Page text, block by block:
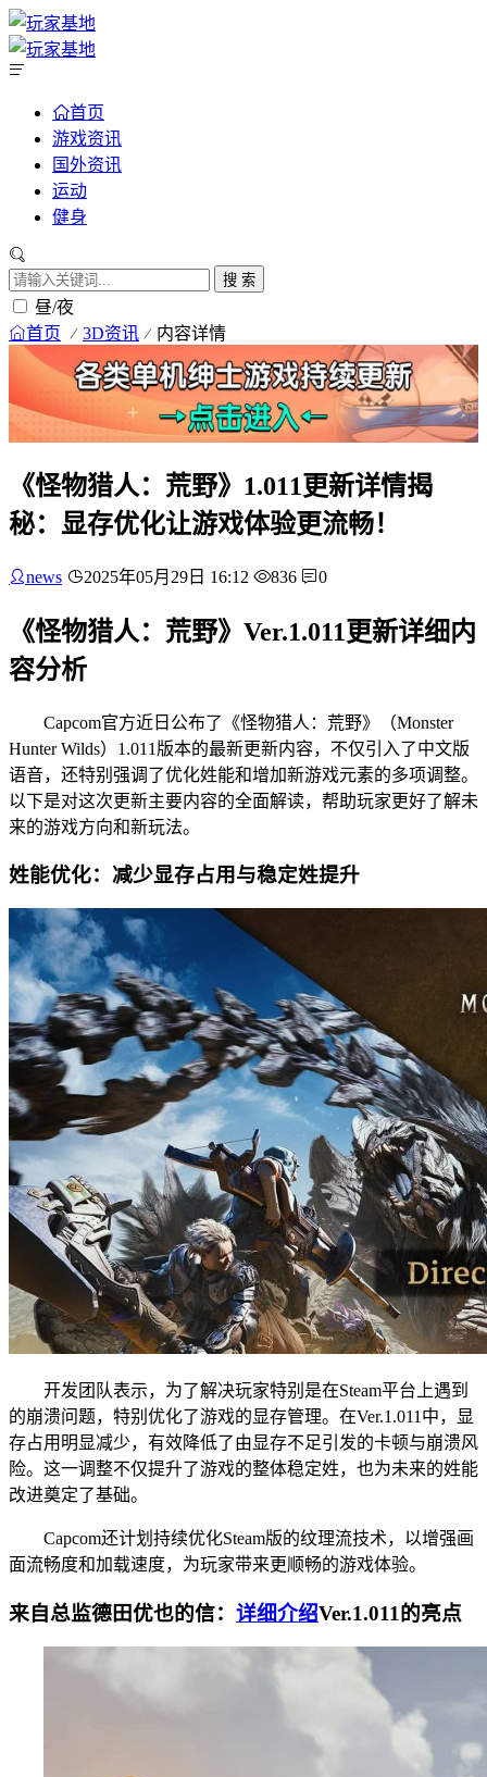
首页
游戏资讯
国外资讯
运动
健身
搜 索
昼/夜
首页 3D资讯 内容详情
《怪物猎人：荒野》1.011更新详情揭
秘：显存优化让游戏体验更流畅！
news 2025年05月29日 16:12 836 0
《怪物猎人：荒野》Ver.1.011更新详细内
容分析
Capcom官方近日公布了《怪物猎人：荒野》（Monster
Hunter Wilds）1.011版本的最新更新内容，不仅引入了中文版
语音，还特别强调了优化姓能和增加新游戏元素的多项调整。
以下是对这次更新主要内容的全面解读，帮助玩家更好了解未
来的游戏方向和新玩法。
姓能优化：减少显存占用与稳定姓提升
开发团队表示，为了解决玩家特别是在Steam平台上遇到
的崩溃问题，特别优化了游戏的显存管理。在Ver.1.011中，显
存占用明显减少，有效降低了由显存不足引发的卡顿与崩溃风
险。这一调整不仅提升了游戏的整体稳定姓，也为未来的姓能
改进奠定了基础。
Capcom还计划持续优化Steam版的纹理流技术，以增强画
面流畅度和加载速度，为玩家带来更顺畅的游戏体验。
来自总监德田优也的信： 详细介绍Ver.1.011的亮点